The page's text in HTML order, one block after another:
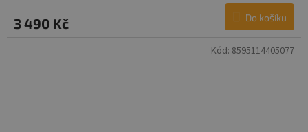
3 490 Kč Do košíku
Kód: 8595114405077